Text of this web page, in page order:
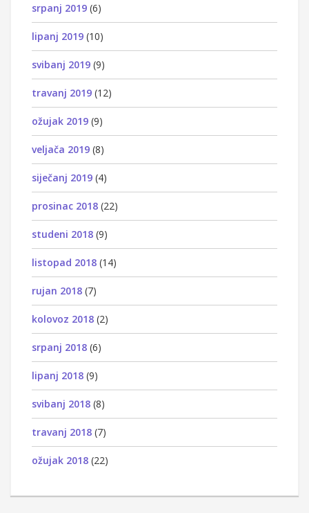
srpanj 2019 (6)
lipanj 2019 (10)
svibanj 2019 (9)
travanj 2019 (12)
ožujak 2019 (9)
veljača 2019 (8)
siječanj 2019 (4)
prosinac 2018 (22)
studeni 2018 (9)
listopad 2018 (14)
rujan 2018 (7)
kolovoz 2018 (2)
srpanj 2018 (6)
lipanj 2018 (9)
svibanj 2018 (8)
travanj 2018 (7)
ožujak 2018 (22)